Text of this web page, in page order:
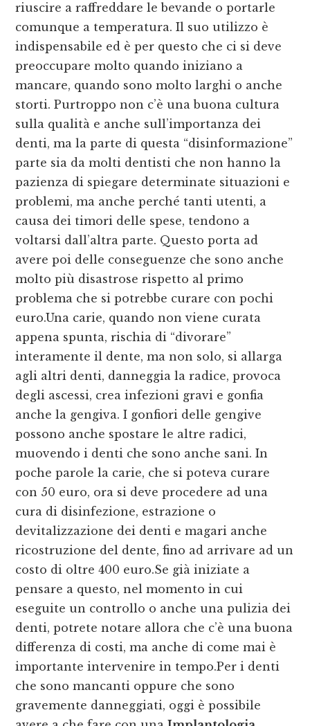
riuscire a raffreddare le bevande o portarle
comunque a temperatura. Il suo utilizzo è
indispensabile ed è per questo che ci si deve
preoccupare molto quando iniziano a
mancare, quando sono molto larghi o anche
storti. Purtroppo non c’è una buona cultura
sulla qualità e anche sull’importanza dei
denti, ma la parte di questa “disinformazione”
parte sia da molti dentisti che non hanno la
pazienza di spiegare determinate situazioni e
problemi, ma anche perché tanti utenti, a
causa dei timori delle spese, tendono a
voltarsi dall’altra parte. Questo porta ad
avere poi delle conseguenze che sono anche
molto più disastrose rispetto al primo
problema che si potrebbe curare con pochi
euro.Una carie, quando non viene curata
appena spunta, rischia di “divorare”
interamente il dente, ma non solo, si allarga
agli altri denti, danneggia la radice, provoca
degli ascessi, crea infezioni gravi e gonfia
anche la gengiva. I gonfiori delle gengive
possono anche spostare le altre radici,
muovendo i denti che sono anche sani. In
poche parole la carie, che si poteva curare
con 50 euro, ora si deve procedere ad una
cura di disinfezione, estrazione o
devitalizzazione dei denti e magari anche
ricostruzione del dente, fino ad arrivare ad un
costo di oltre 400 euro.Se già iniziate a
pensare a questo, nel momento in cui
eseguite un controllo o anche una pulizia dei
denti, potrete notare allora che c’è una buona
differenza di costi, ma anche di come mai è
importante intervenire in tempo.Per i denti
che sono mancanti oppure che sono
gravemente danneggiati, oggi è possibile